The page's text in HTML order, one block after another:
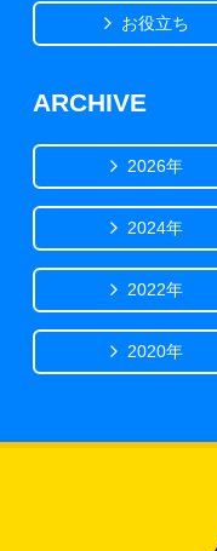
お役立ち
ARCHIVE
2026年
2024年
2022年
2020年